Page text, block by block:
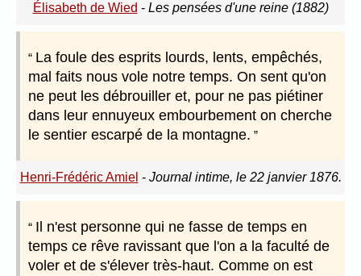
Élisabeth de Wied - Les pensées d'une reine (1882)
La foule des esprits lourds, lents, empêchés,
mal faits nous vole notre temps. On sent qu'on
ne peut les débrouiller et, pour ne pas piétiner
dans leur ennuyeux embourbement on cherche
le sentier escarpé de la montagne.
Henri-Frédéric Amiel - Journal intime, le 22 janvier 1876.
Il n'est personne qui ne fasse de temps en
temps ce rêve ravissant que l'on a la faculté de
voler et de s'élever très-haut. Comme on est